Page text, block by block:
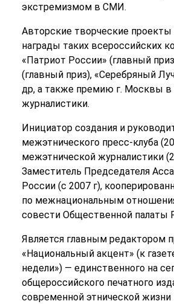
экстремизмом в СМИ.
Авторские творческие
награды таких всероссийских
«Патриот России» (главный
(главный приз), «Серебряный
др, а также премию г. Москвы в
журналистики.
Инициатор создания и
межэтнического пресс-клуба
межэтнической журналистики
Заместитель Председателя
России (с 2007 г),
по межнациональным
совести Общественной палаты
Является главным редактором
«Национальный акцент» (к
недели») — единственного на
общероссийского печатного
современной этнической жизни